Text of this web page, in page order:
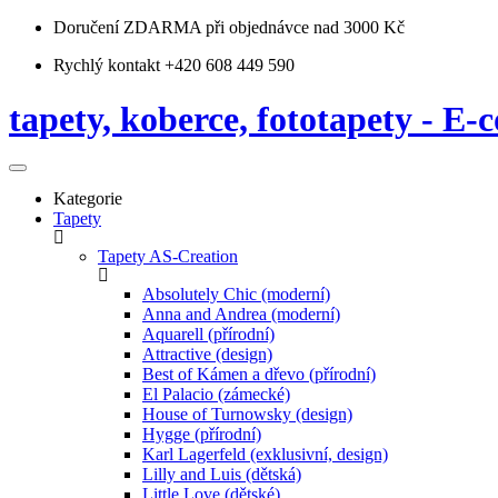
Doručení ZDARMA při objednávce nad 3000 Kč
Rychlý kontakt +420 608 449 590
tapety, koberce, fototapety - E-
Kategorie
Tapety
Tapety AS-Creation
Absolutely Chic (moderní)
Anna and Andrea (moderní)
Aquarell (přírodní)
Attractive (design)
Best of Kámen a dřevo (přírodní)
El Palacio (zámecké)
House of Turnowsky (design)
Hygge (přírodní)
Karl Lagerfeld (exklusivní, design)
Lilly and Luis (dětská)
Little Love (dětské)